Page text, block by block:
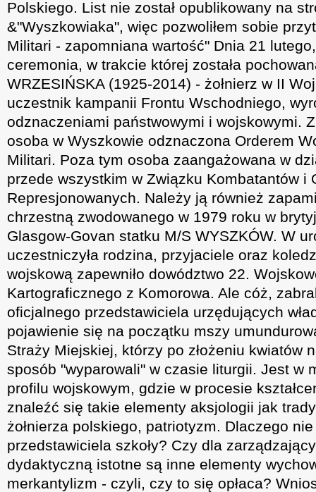
Polskiego. List nie został opublikowany na
&"Wyszkowiaka", więc pozwoliłem sobie
Militari - zapomniana wartość" Dnia 21
ceremonia, w trakcie której została
WRZESIŃSKA (1925-2014) - żołnierz w II
uczestnik kampanii Frontu Wschodniego,
odznaczeniami państwowymi i wojskowymi.
osoba w Wyszkowie odznaczona Orderem
Militari. Poza tym osoba zaangażowana w
przede wszystkim w Związku Kombatantów i
Represjonowanych. Należy ją również
chrzestną zwodowanego w 1979 roku w
Glasgow-Govan statku M/S WYSZKÓW. W
uczestniczyła rodzina, przyjaciele oraz
wojskową zapewniło dowództwo 22.
Kartograficznego z Komorowa. Ale cóż,
oficjalnego przedstawiciela urzędujących
pojawienie się na początku mszy
Straży Miejskiej, którzy po złożeniu kwiatów
sposób "wyparowali" w czasie liturgii. Jest w
profilu wojskowym, gdzie w procesie
znaleźć się takie elementy aksjologii jak
żołnierza polskiego, patriotyzm. Dlaczego nie
przedstawiciela szkoły? Czy dla
dydaktyczną istotne są inne elementy
merkantylizm - czyli, czy to się opłaca?